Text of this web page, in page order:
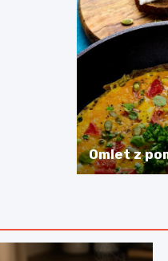
Omlet z